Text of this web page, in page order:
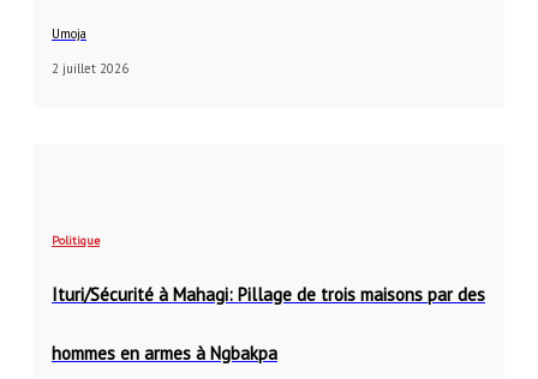
Umoja
2 juillet 2026
Politique
Ituri/Sécurité à Mahagi: Pillage de trois maisons par des
hommes en armes à Ngbakpa